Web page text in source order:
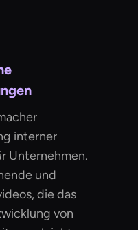
interner
Unternehmen.
und
die das
von